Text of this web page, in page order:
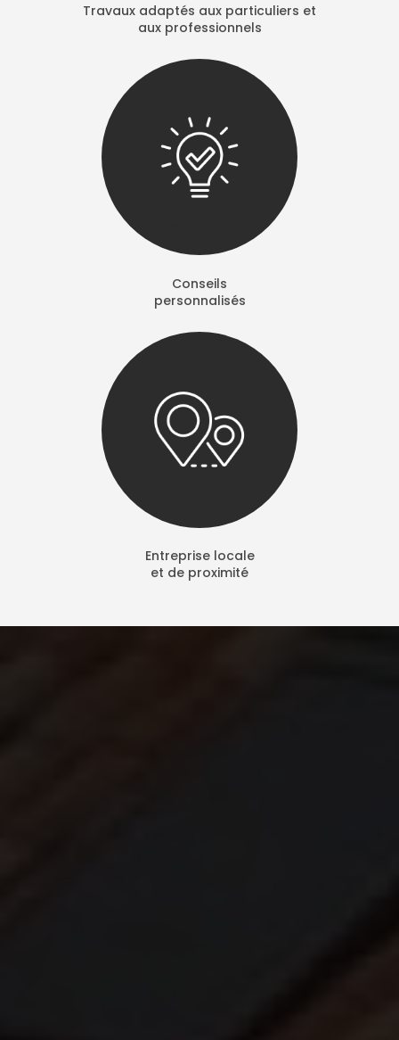
Travaux adaptés aux particuliers et
aux professionnels
Conseils
personnalisés
Entreprise locale
et de proximité